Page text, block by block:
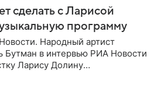
сделать с Ларисой
программу
Народный артист
Бутман в интервью РИА Новости
Ларису Долину